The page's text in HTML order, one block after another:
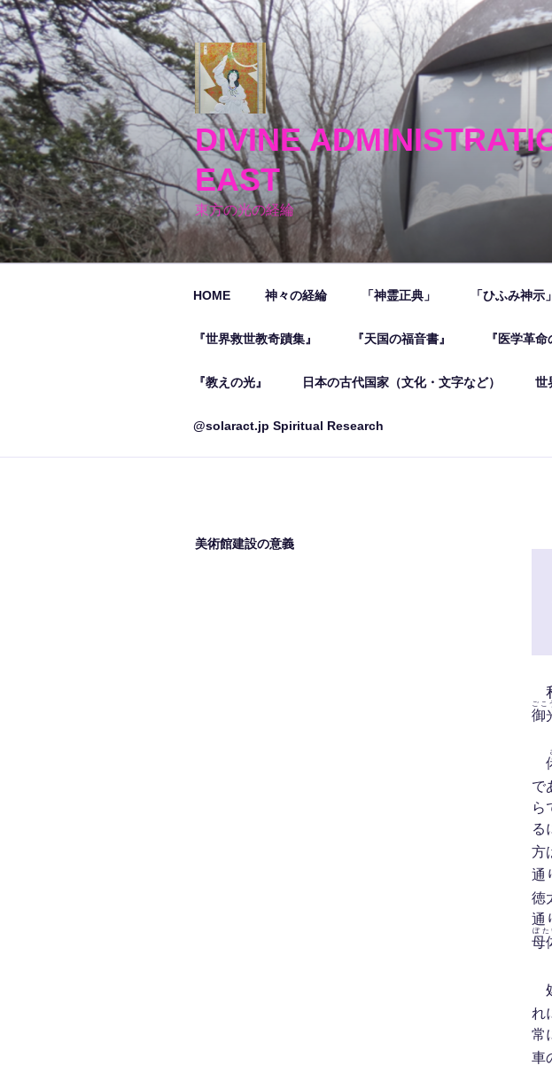
コ
ン
テ
ン
ツ
へ
ス
キ
ッ
プ
DIVINE
EAST
東方の光の経綸
HOME 神々の経綸 「神霊正典」 「ひふみ神示」
『世界救世教奇蹟集』 『天国の福音書』 『医学革命
『教えの光』 日本の古代国家（文化・文字など） 世
@solaract.jp Spiritual Research
美術館建設の意義
御
ごこ
で
ら
る
方
通
徳
通
母
ぼた
れ
常
車